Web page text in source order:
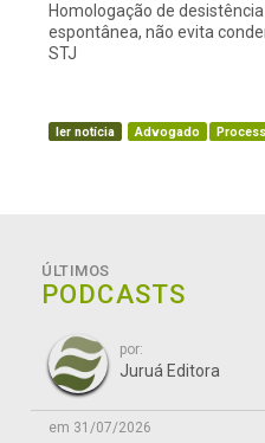
Homologação de
espontânea, não evita
STJ
ler notícia Advogado
ÚLTIMOS
PODCASTS
por:
Juruá Editora
em 31/07/2026